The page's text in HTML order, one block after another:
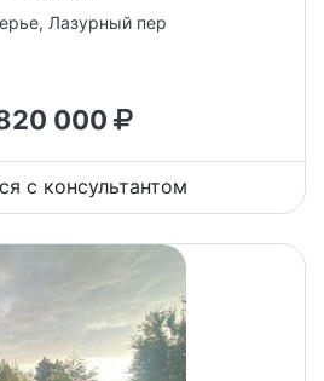
Лазурный пер
000
с консультантом